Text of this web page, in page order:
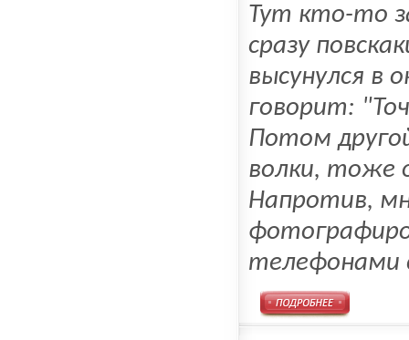
Тут кто-то
сразу
высунулся в
говорит:
Потом
волки, тоже
Напротив,
телефонами
Подробнее